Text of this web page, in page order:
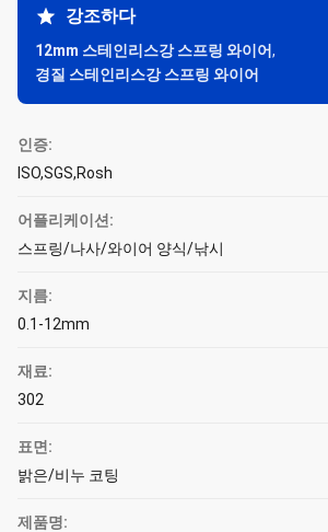
강조하다
12mm 스테인리스강 스프링 와이어,
경질 스테인리스강 스프링 와이어
인증:
ISO,SGS,Rosh
어플리케이션:
스프링/나사/와이어 양식/낚시
지름:
0.1-12mm
재료:
302
표면:
밝은/비누 코팅
제품명: